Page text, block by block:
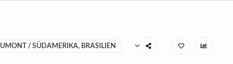
/ SÜDAMERIKA, BRASILIEN